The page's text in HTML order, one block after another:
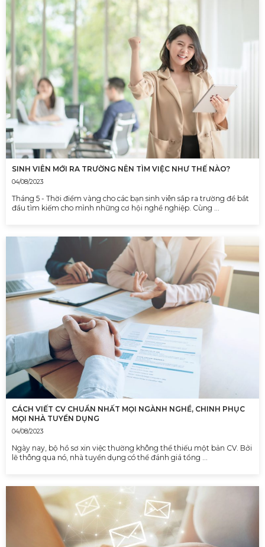
SINH VIÊN MỚI RA TRƯỜNG NÊN TÌM VIỆC NHƯ THẾ NÀO?
04/08/2023
Tháng 5 - Thời điểm vàng cho các bạn sinh viên sắp ra trường để bắt
đầu tìm kiếm cho mình những cơ hội nghề nghiệp. Cùng …
CÁCH VIẾT CV CHUẨN NHẤT MỌI NGÀNH NGHỀ, CHINH PHỤC
MỌI NHÀ TUYỂN DỤNG
04/08/2023
Ngày nay, bộ hồ sơ xin việc thường không thể thiếu một bản CV. Bởi
lẽ thông qua nó, nhà tuyển dụng có thể đánh giá tổng …